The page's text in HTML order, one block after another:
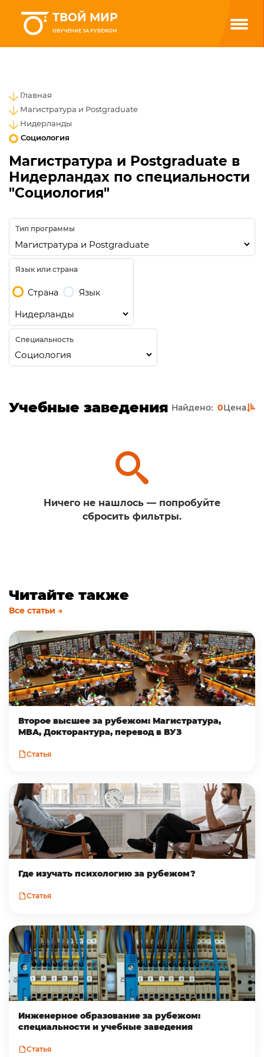
ТВОЙ МИР
ОБУЧЕНИЕ ЗА РУБЕЖОМ
Главная
Магистратура и Postgraduate
Нидерланды
Социология
Магистратура и Postgraduate в
Нидерландах по специальности
"Социология"
Тип программы
Язык или страна
Страна Язык
Специальность
Учебные заведения Найдено: 0Цена
Ничего не нашлось — попробуйте
сбросить фильтры.
Читайте также
Все статьи →
Второе высшее за рубежом: Магистратура,
MBA, Докторантура, перевод в ВУЗ
Статья
Где изучать психологию за рубежом?
Статья
Инженерное образование за рубежом:
специальности и учебные заведения
Статья